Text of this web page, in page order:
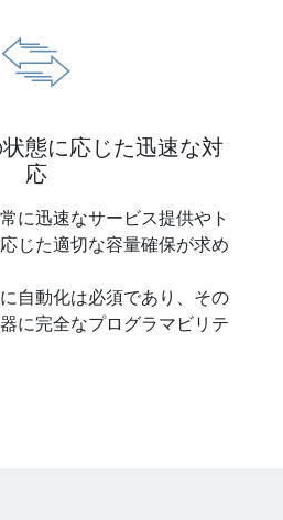
態に応じた迅速な対
応
に迅速なサービス提供やト
じた適切な容量確保が求め
自動化は必須であり、その
に完全なプログラマビリテ